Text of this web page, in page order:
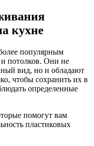
кухне
популярным
потолков. Они не
вид, но и обладают
чтобы сохранить их в
определенные
помогут вам
пластиковых